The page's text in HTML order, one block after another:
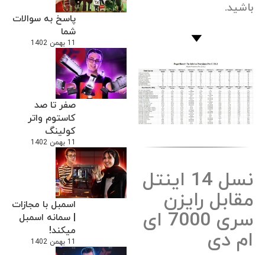
پاسخ به سوالات
شما
11 بهمن 1402
صفر تا صد
کاستوم واتر
کولینگ
11 بهمن 1402
اسمبل با مجازات
| سمانه اسمبل
میکند!
11 بهمن 1402
باشید.
نسل 14 اینتل
مقابل رایزن
سری 7000 ای
ام دی